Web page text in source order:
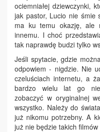
ociemniałej dziewczynki,
jak pastor, Lucio nie śmie
ma ku temu okazję, ale
innemu. I choć
tak naprawdę budzi tylko
Jeśli spytacie, gdzie
odpowiem - nigdzie. Nie
czeluściach internetu, a
bardzo wielu lat go nie
zobaczyć w oryginalnej
wszystko. Należy do
już nikomu potrzebny. A
już nie będzie takich filmów